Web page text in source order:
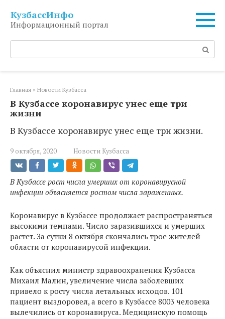
контенту
КузбассИнфо
Информационный портал
Поиск:
Главная » Новости Кузбасса
В Кузбассе коронавирус унес еще три
жизни
В Кузбассе коронавирус унес еще три жизни.
9 октября, 2020 Новости Кузбасса
В Кузбассе рост числа умерших от коронавирусной
инфекции объясняется ростом числа зараженных.
Коронавирус в Кузбассе продолжает распространяться
высокими темпами. Число заразившихся и умерших
растет. За сутки 8 октября скончались трое жителей
области от коронавирусой инфекции.
Как объяснил министр здравоохранения Кузбасса
Михаил Малин, увеличение числа заболевших
привело к росту числа летальных исходов. 101
пациент выздоровел, а всего в Кузбассе 8003 человека
вылечились от коронавируса. Медицинскую помощь